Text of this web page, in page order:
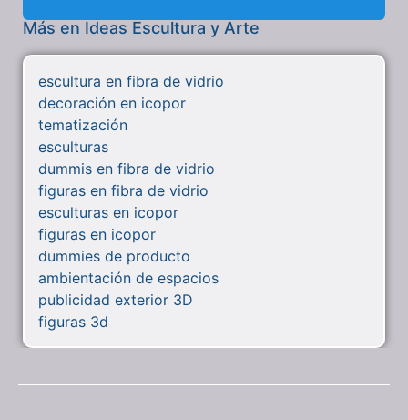
Más en Ideas Escultura y Arte
escultura en fibra de vidrio
decoración en icopor
tematización
esculturas
dummis en fibra de vidrio
figuras en fibra de vidrio
esculturas en icopor
figuras en icopor
dummies de producto
ambientación de espacios
publicidad exterior 3D
figuras 3d